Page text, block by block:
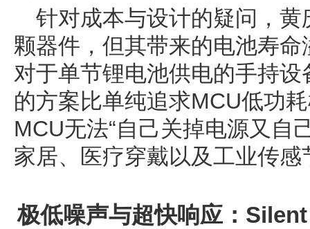
针对成本与设计的疑问，
颗器件，但其带来的电池寿
对于单节锂电池供电的手持
的方案比单纯追求MCU低功
MCU无法“自己关掉电源又自
家居、医疗穿戴以及工业传
极低噪声与超快响应：